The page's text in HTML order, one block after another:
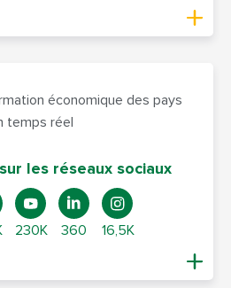
économique des pays
temps réel
les réseaux sociaux
230K 360 16,5K